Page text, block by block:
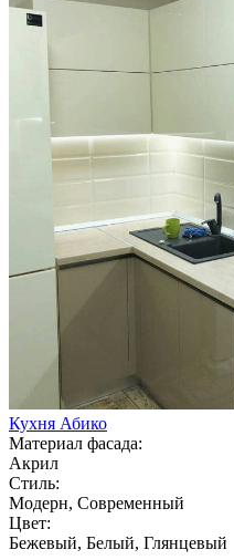
Кухня Абико
Материал фасада:
Акрил
Стиль:
Модерн, Современный
Цвет:
Бежевый, Белый, Глянцевый